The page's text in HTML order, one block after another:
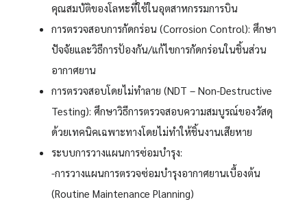
คุณสมบัติของโลหะที่ใช้ในอุตสาหกรรมการบิน
การตรวจสอบการกัดกร่อน (Corrosion Control): ศึกษา
ปัจจัยและวิธีการป้องกัน/แก้ไขการกัดกร่อนในชิ้นส่วน
อากาศยาน
การตรวจสอบโดยไม่ทำลาย (NDT – Non-Destructive
Testing): ศึกษาวิธีการตรวจสอบความสมบูรณ์ของวัสดุ
ด้วยเทคนิคเฉพาะทางโดยไม่ทำให้ชิ้นงานเสียหาย
ระบบการวางแผนการซ่อมบำรุง:
-การวางแผนการตรวจซ่อมบำรุงอากาศยานเบื้องต้น
(Routine Maintenance Planning)